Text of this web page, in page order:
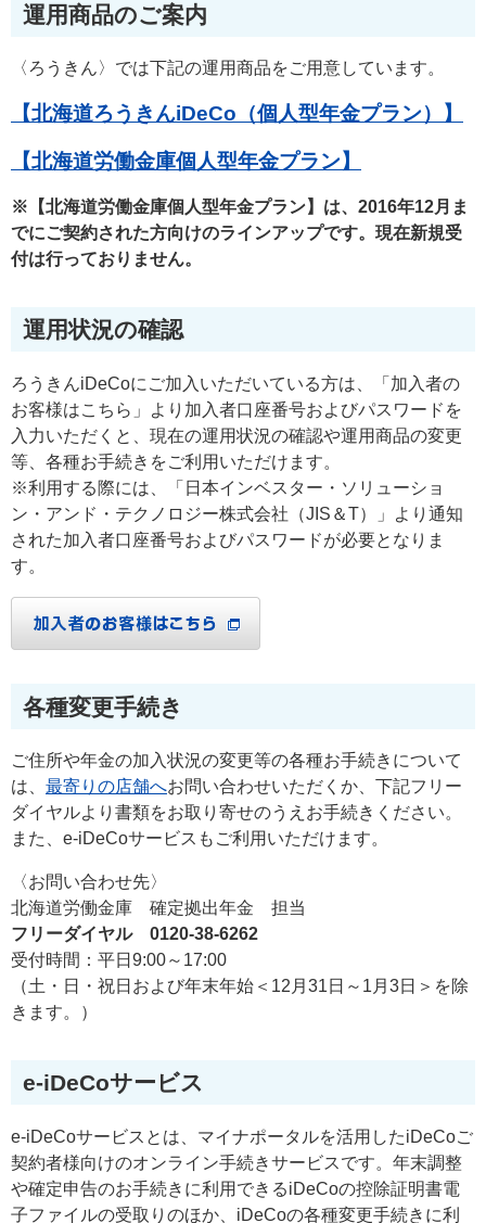
運用商品のご案内
〈ろうきん〉では下記の運用商品をご用意しています。
【北海道ろうきんiDeCo（個人型年金プラン）】
【北海道労働金庫個人型年金プラン】
※【北海道労働金庫個人型年金プラン】は、2016年12月ま
でにご契約された方向けのラインアップです。現在新規受
付は行っておりません。
運用状況の確認
ろうきんiDeCoにご加入いただいている方は、「加入者の
お客様はこちら」より加入者口座番号およびパスワードを
入力いただくと、現在の運用状況の確認や運用商品の変更
等、各種お手続きをご利用いただけます。
※利用する際には、「日本インベスター・ソリューショ
ン・アンド・テクノロジー株式会社（JIS＆T）」より通知
された加入者口座番号およびパスワードが必要となりま
す。
各種変更手続き
ご住所や年金の加入状況の変更等の各種お手続きについて
は、 最寄りの店舗へお問い合わせいただくか、下記フリー
ダイヤルより書類をお取り寄せのうえお手続きください。
また、e-iDeCoサービスもご利用いただけます。
〈お問い合わせ先〉
北海道労働金庫 確定拠出年金 担当
フリーダイヤル 0120-38-6262
受付時間：平日9:00～17:00
（土・日・祝日および年末年始＜12月31日～1月3日＞を除
きます。）
e-iDeCoサービス
e-iDeCoサービスとは、マイナポータルを活用したiDeCoご
契約者様向けのオンライン手続きサービスです。年末調整
や確定申告のお手続きに利用できるiDeCoの控除証明書電
子ファイルの受取りのほか、iDeCoの各種変更手続きに利